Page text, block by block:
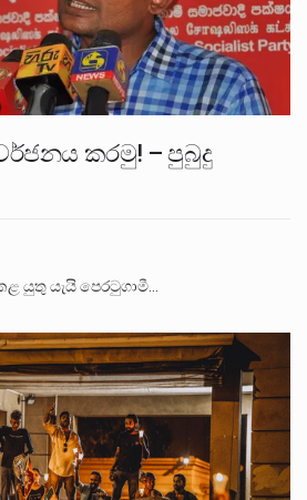
කරමු! – පුබුදු
යුතු යැයි පෙරටුගාමී…